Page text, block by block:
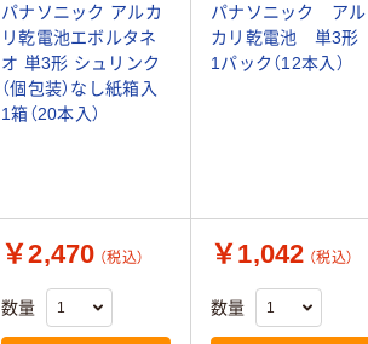
パナソニック アルカ
リ乾電池エボルタネ
オ 単3形 シュリンク
（個包装）なし紙箱入
1箱（20本入）
パナソニック アル
カリ乾電池 単3形
1パック（12本入）
￥2,470 （税込）
数量
￥1,042 （税込）
数量